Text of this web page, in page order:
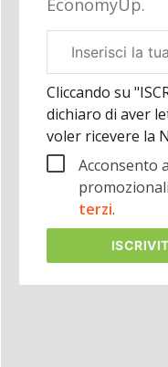
EconomyUp.
aziendale
Cliccando su
dichiaro di aver
voler ricevere la
Acconsento
terzi.